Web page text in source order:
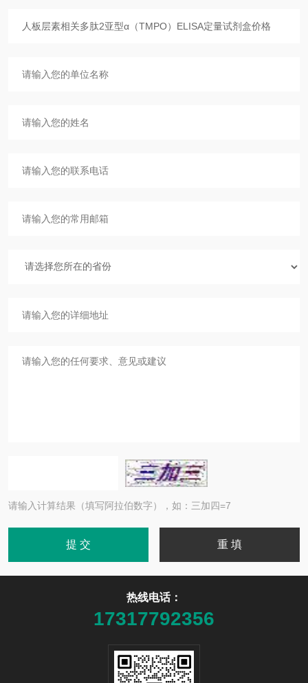
请输入计算结果（填写阿拉伯数字），如：三加四=7
热线电话：
17317792356